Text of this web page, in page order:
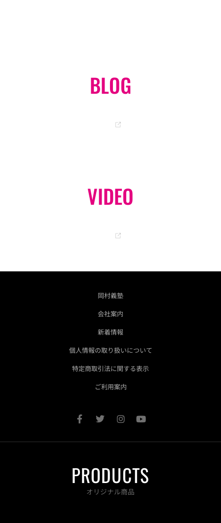
BLOG
VIDEO
岡村義塾
会社案内
新着情報
個人情報の取り扱いについて
特定商取引法に関する表示
ご利用案内
F
a
e
o
k
-
T
w
t
r
I
n
t
r
a
m
Y
o
t
e
PRODUCTS
オリジナル商品